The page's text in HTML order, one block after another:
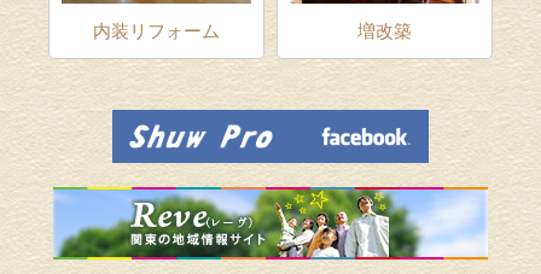
内装リフォーム 増改築